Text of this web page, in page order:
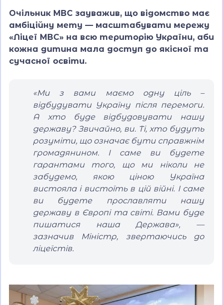
Очільник МВС зауважив, що відомство має
амбіційну мету — масштабувати мережу
«Ліцеї МВС» на всю територію України, аби
кожна дитина мала доступ до якісної та
сучасної освіти.
«Ми з вами маємо одну ціль –
відбудувати Україну після перемоги.
А хто буде відбудовувати нашу
державу? Звичайно, ви. Ті, хто будуть
розуміти, що означає бути справжнім
громадянином. І саме ви будете
гарантами того, що ми ніколи не
забудемо, якою ціною Україна
вистояла і вистоїть в цій війні. І саме
ви будете прославляти нашу
державу в Європі та світі. Вами буде
пишатися наша Держава», —
зазначив Міністр, звертаючись до
ліцеїстів.